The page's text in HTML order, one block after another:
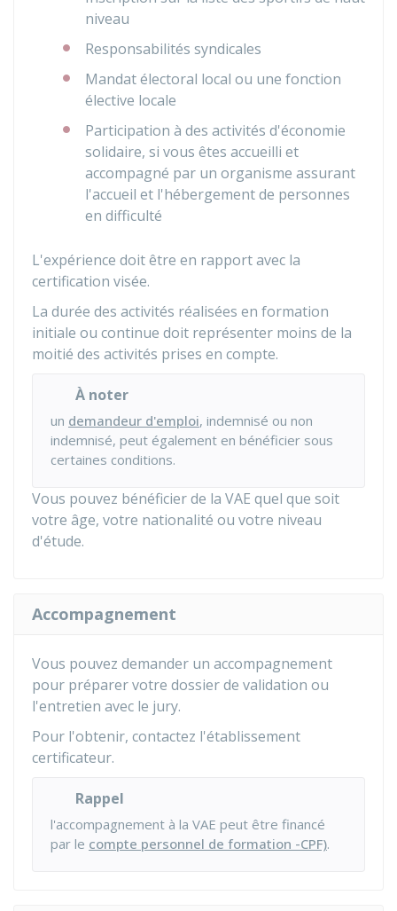
niveau
Responsabilités syndicales
Mandat électoral local ou une fonction
élective locale
Participation à des activités d'économie
solidaire, si vous êtes accueilli et
accompagné par un organisme assurant
l'accueil et l'hébergement de personnes
en difficulté
L'expérience doit être en rapport avec la
certification visée.
La durée des activités réalisées en formation
initiale ou continue doit représenter moins de la
moitié des activités prises en compte.
À noter
un demandeur d'emploi, indemnisé ou non
indemnisé, peut également en bénéficier sous
certaines conditions.
Vous pouvez bénéficier de la VAE quel que soit
votre âge, votre nationalité ou votre niveau
d'étude.
Accompagnement
Vous pouvez demander un accompagnement
pour préparer votre dossier de validation ou
l'entretien avec le jury.
Pour l'obtenir, contactez l'établissement
certificateur.
Rappel
l'accompagnement à la VAE peut être financé
par le compte personnel de formation -CPF).